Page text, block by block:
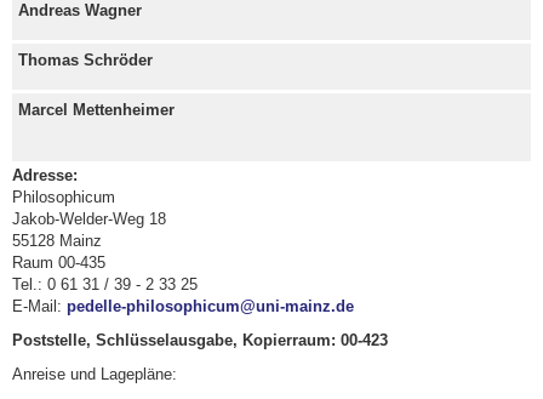
Andreas Wagner
Thomas Schröder
Marcel Mettenheimer
Adresse:
Philosophicum
Jakob-Welder-Weg 18
55128 Mainz
Raum 00-435
Tel.: 0 61 31 / 39 - 2 33 25
E-Mail: pedelle-philosophicum@uni-mainz.de
Poststelle, Schlüsselausgabe, Kopierraum: 00-423
Anreise und Lagepläne: